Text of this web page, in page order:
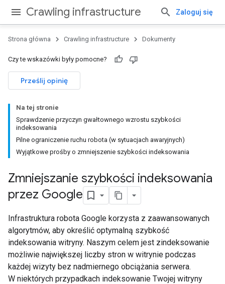
Crawling infrastructure Zaloguj się
Strona główna Crawling infrastructure Dokumenty
Czy te wskazówki były pomocne?
Prześlij opinię
Na tej stronie
Sprawdzenie przyczyn gwałtownego wzrostu szybkości
indeksowania
Pilne ograniczenie ruchu robota (w sytuacjach awaryjnych)
Wyjątkowe prośby o zmniejszenie szybkości indeksowania
Zmniejszanie szybkości indeksowania
przez Google
Infrastruktura robota Google korzysta z zaawansowanych
algorytmów, aby określić optymalną szybkość
indeksowania witryny. Naszym celem jest zindeksowanie
możliwie największej liczby stron w witrynie podczas
każdej wizyty bez nadmiernego obciążania serwera.
W niektórych przypadkach indeksowanie Twojej witryny